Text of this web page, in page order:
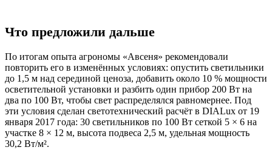
Что предложили дальше
По итогам опыта агрономы «Авсеня» рекомендовали
повторить его в изменённых условиях: опустить светильники
до 1,5 м над серединой ценоза, добавить около 10 % мощности
осветительной установки и разбить один прибор 200 Вт на
два по 100 Вт, чтобы свет распределялся равномернее. Под
эти условия сделан светотехнический расчёт в DIALux от 19
января 2017 года: 30 светильников по 100 Вт сеткой 5 × 6 на
участке 8 × 12 м, высота подвеса 2,5 м, удельная мощность
30,2 Вт/м².